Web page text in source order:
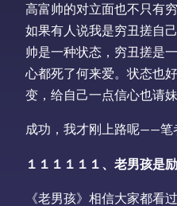
高富帅的对立面也不只有
如果有人说我是穷丑搓自
帅是一种状态，穷丑搓是
心都死了何来爱。状态也
变，给自己一点信心也请
成功，我才刚上路呢——笔
１１１１１１、老男孩是
《老男孩》相信大家都看